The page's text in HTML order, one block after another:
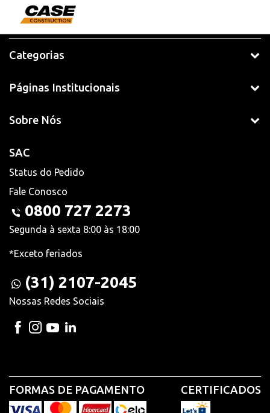
Categorias
Páginas Institucionais
Sobre Nós
SAC
Status do Pedido
Fale Conosco
0800 727 2273
Segunda à sexta 8:00 às 18:00
*Exceto feriados
(31) 2107-2045
Nossas Redes Sociais
FORMAS DE PAGAMENTO CERTIFICADOS